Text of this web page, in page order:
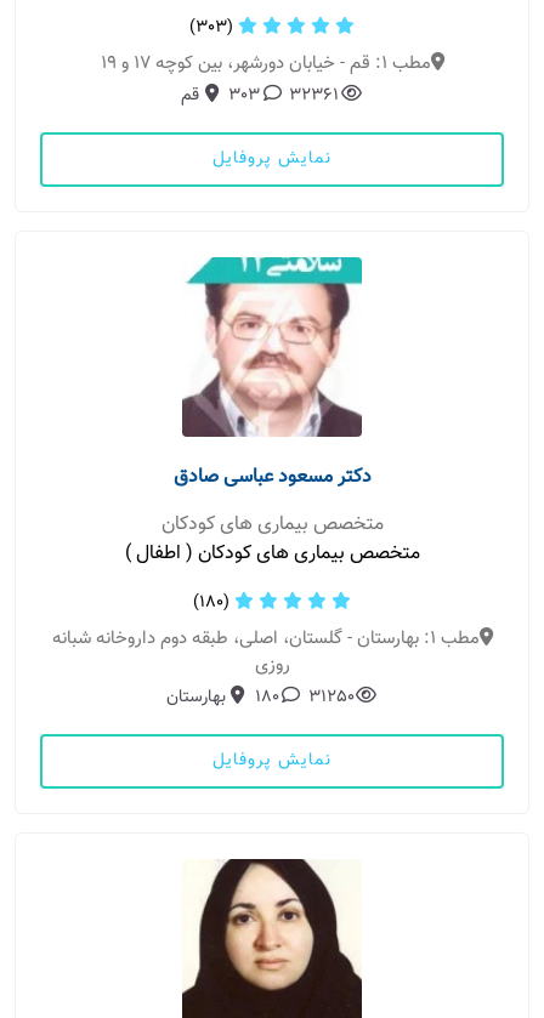
(303)
مطب 1: قم - خیابان دورشهر، بین کوچه 17 و 19
32361
303 قم
نمایش پروفایل
دکتر مسعود عباسی صادق
متخصص بیماری های کودکان
متخصص بیماری های کودکان ( اطفال )
(180)
مطب 1: بهارستان - گلستان، اصلی، طبقه دوم داروخانه شبانه
روزی
31250
180 بهارستان
نمایش پروفایل